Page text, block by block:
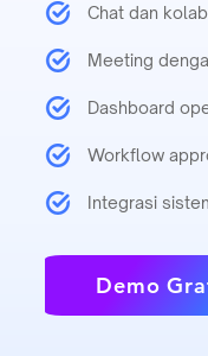
Chat dan
Meeting
Dashboard
Workflow
Integrasi
Demo